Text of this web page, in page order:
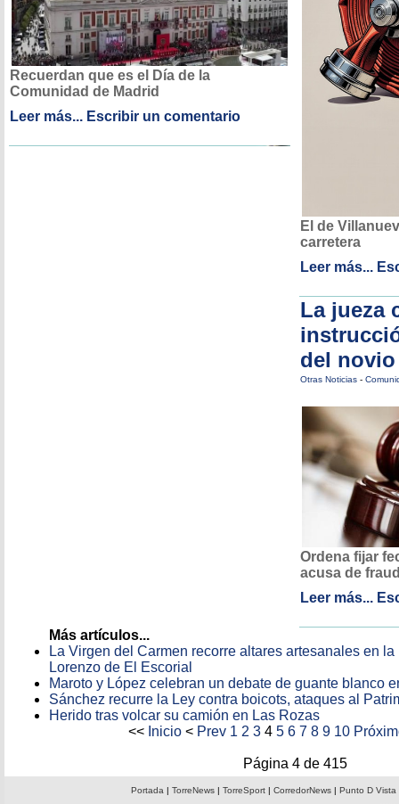
Recuerdan que es el Día de la
Comunidad de Madrid
Leer más... Escribir un comentario
El de
carretera
Leer más...
La jueza
del
Otras Noticias -
Ordena fijar
acusa de
Leer más...
Más artículos...
La Virgen del Carmen recorre altares artesanales en
Lorenzo de El Escorial
Maroto y López celebran un debate de guante blanco
Sánchez recurre la Ley contra boicots, ataques al
Herido tras volcar su camión en Las Rozas
<< Inicio < Prev 1 2 3 4 5 6 7 8 9 10
Página 4 de 415
Portada | TorreNews| TorreSport| CorredorNews| Punto D Vista